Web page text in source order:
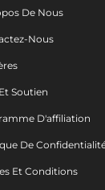
De Nous
Nous
Soutien
D'affiliation
De
Et Conditions